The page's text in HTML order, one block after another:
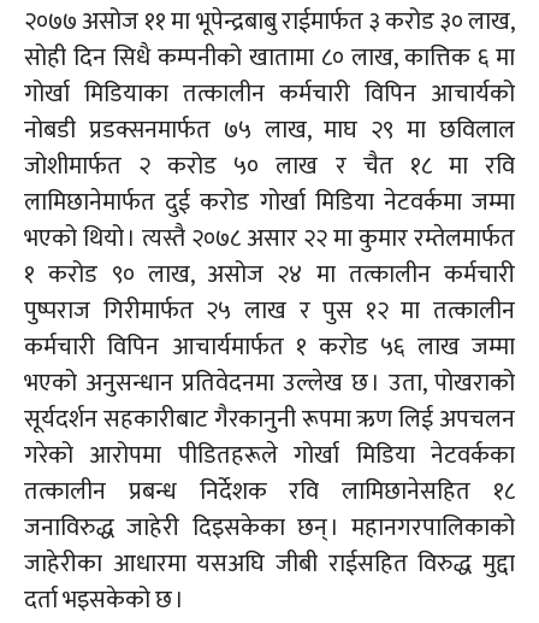
२०७७ असोज ११ माभूपेन्द्रबाबुराईमार्फत ३ करोड ३० लाख,
सोही दिन सिधै कम्पनीको खातामा ८० लाख, कात्तिक ६ मा
गोर्खा मिडियाका तत्कालीन कर्मचारी विपिन आचार्यको
नोबडी प्रडक्सनमार्फत ७५ लाख, माघ २९ मा छविलाल
जोशीमार्फत २ करोड ५० लाख र चैत १८ मा रवि
लामिछानेमार्फत दुई करोड गोर्खा मिडिया नेटवर्कमा जम्मा
भएको थियो । त्यस्तै २०७८ असार २२ मा कुमाररम्तेलमार्फत
१ करोड ९० लाख, असोज २४ मा तत्कालीन कर्मचारी
पुष्पराज गिरीमार्फत २५ लाख र पुस १२ मा तत्कालीन
कर्मचारी विपिन आचार्यमार्फत १ करोड ५६ लाख जम्मा
भएको अनुसन्धान प्रतिवेदनमा उल्लेख छ । उता, पोखराको
सूर्यदर्शन सहकारीबाट गैरकानुनी रूपमा ऋण लिई अपचलन
गरेको आरोपमा पीडितहरूले गोर्खा मिडिया नेटवर्कका
तत्कालीन प्रबन्ध निर्देशक रवि लामिछानेसहित १८
जनाविरुद्ध जाहेरी दिइसकेका छन् । महानगरपालिकाको
जाहेरीका आधारमा यसअघि जीबी राईसहित विरुद्ध मुद्दा
दर्ता भइसकेको छ ।